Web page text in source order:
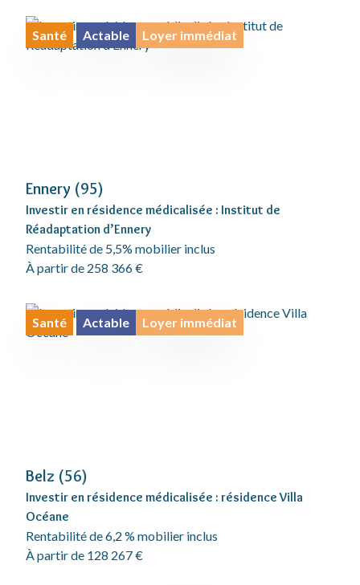
Santé Actable Loyer immédiat
Ennery (95)
Investir en résidence médicalisée : Institut de
Réadaptation d’Ennery
Rentabilité de 5,5% mobilier inclus
À partir de 258 366 €
Santé Actable Loyer immédiat
Belz (56)
Investir en résidence médicalisée : résidence Villa
Océane
Rentabilité de 6,2 % mobilier inclus
À partir de 128 267 €